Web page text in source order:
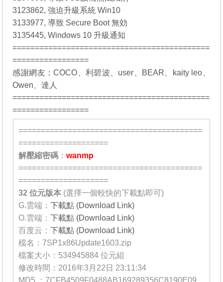
3123862, 強迫升級系統 Win10
3133977, 導致 Secure Boot 無効
3135445, Windows 10 升級通知
============================================
=================
感謝網友：COCO 利碧波 user BEAR kaity leo
Owen 、達人
============================================
=================
=========================================
====================
解壓縮密碼 ：wanmp
=========================================
====================
32 位元版本 (選擇一個較快的下載點即可)
G.雲端：下載點 (Download Link)
O.雲端：下載點 (Download Link)
百度云：下載點 (Download Link)
檔名：7SP1x86Update1603.zip
檔案大小：534945884 位元組
修改時間：2016年3月22日 23:11:34
MD5 ：7CFB4509F0488AB169289356C8190E09